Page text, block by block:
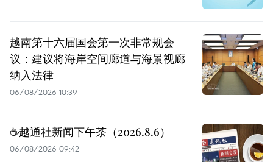
越南第十六届国会第一次非常规会
议：建议将海岸空间廊道与海景视廊
纳入法律
06/08/2026 10:39
☕️越通社新闻下午茶（2026.8.6）
06/08/2026 09:42